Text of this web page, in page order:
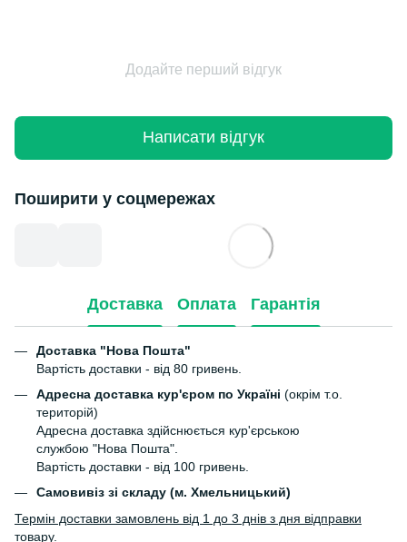
Додайте перший відгук
Написати відгук
Поширити у соцмережах
Доставка Оплата Гарантія
Доставка "Нова Пошта"
Вартість доставки - від 80 гривень.
Адресна доставка кур'єром по Україні (окрім т.о.
територій)
Адресна доставка здійснюється кур'єрською
службою "Нова Пошта".
Вартість доставки - від 100 гривень.
Самовивіз зі складу (м. Хмельницький)
Термін доставки замовлень від 1 до 3 днів з дня відправки
товару.